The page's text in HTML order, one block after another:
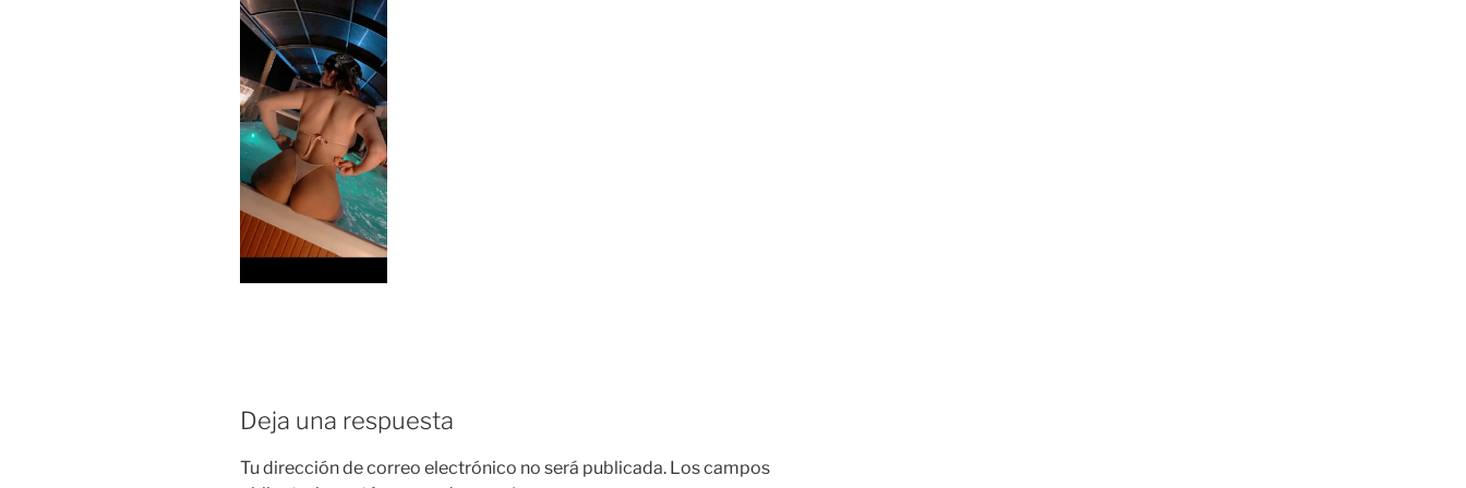
Deja una respuesta
Tu dirección de correo electrónico no será publicada. Los campos